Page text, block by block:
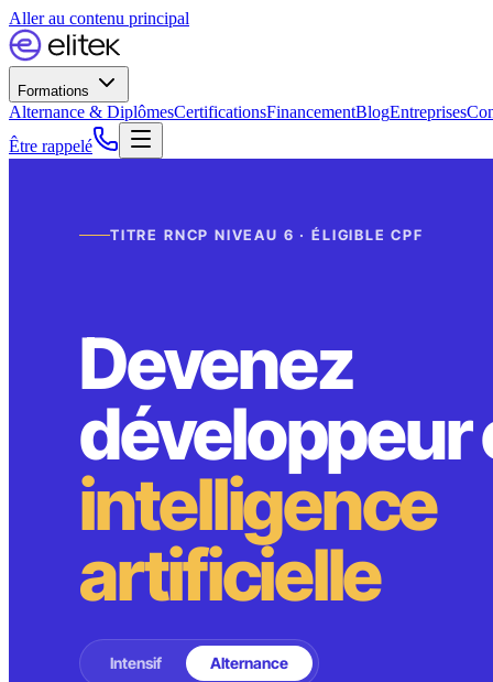
Aller au contenu principal
Formations
Alternance & DiplômesCertificationsFinancementBlogEntreprises
Être rappelé
TITRE RNCP NIVEAU 6 · ÉLIGIBLE CPF
Devenez
développeur
intelligence
artificielle
Intensif Alternance